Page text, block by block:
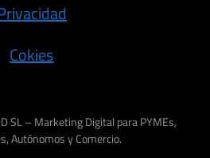
Cokies
SL – Marketing Digital para PYMEs,
Autónomos y Comercio.